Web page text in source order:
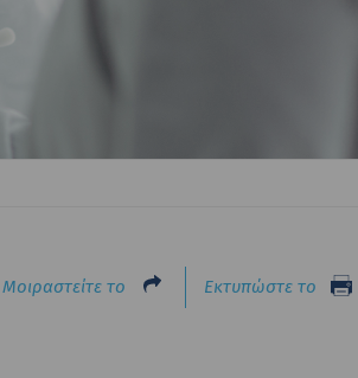
Μοιραστείτε το Εκτυπώστε το